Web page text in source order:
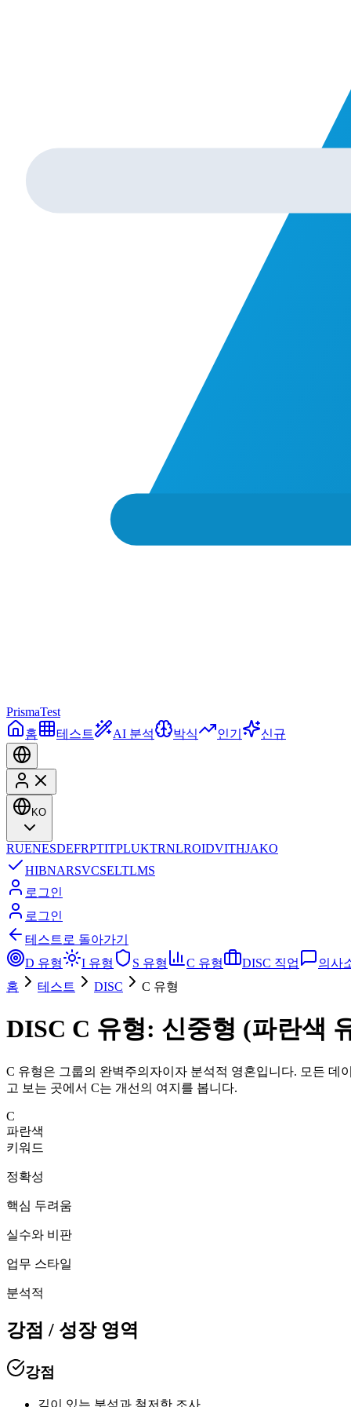
PrismaTest
홈
테스트 AI 분석 박식 인기 신규
KO
RUENESDEFRPTITPLUKTRNLROIDVITHJAKO
HIBNARSVCSELTLMS
로그인
로그인
테스트로 돌아가기
D 유형
I 유형 S 유형 C 유형 DISC 직업
의사
홈
테스트 DISC C 유형
DISC C 유형: 신중형 (파란색
C 유형은 그룹의 완벽주의자이자 분석적 영혼입니다. 모든
고 보는 곳에서 C는 개선의 여지를 봅니다.
C
파란색
키워드
정확성
핵심 두려움
실수와 비판
업무 스타일
분석적
강점 / 성장 영역
강점